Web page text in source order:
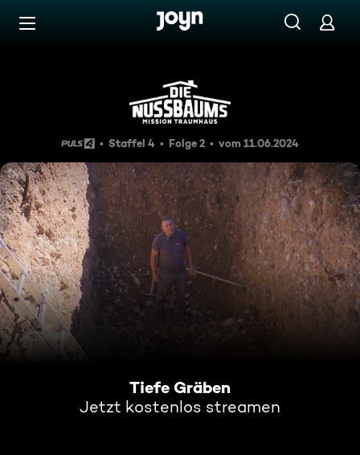
Zum Inhalt springen
Tiefe Gräben
Staffel 4 Folge 2 vom 11.06.2024
Tiefe Gräben
Jetzt kostenlos streamen